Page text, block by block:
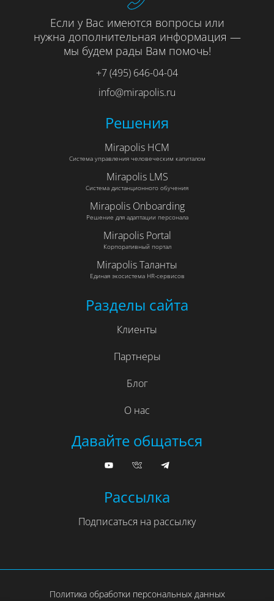
Если у Вас имеются вопросы или
нужна дополнительная информация —
мы будем рады Вам помочь!
+7 (495) 646-04-04
info@mirapolis.ru
Решения
Mirapolis HCM
Система управления человеческим капиталом
Mirapolis LMS
Система дистанционного обучения
Mirapolis Onboarding
Решение для адаптации персонала
Mirapolis Portal
Корпоративный портал
Mirapolis Таланты
Единая экосистема HR-сервисов
Разделы сайта
Клиенты
Партнеры
Блог
О нас
Давайте общаться
Рассылка
Подписаться на рассылку
Политика обработки персональных данных